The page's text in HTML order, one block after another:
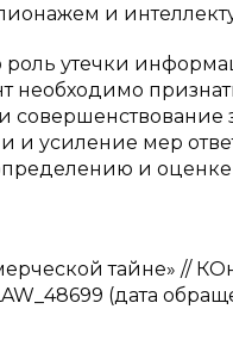
и
утечки
усиление мер
и
тайне» //
(дата